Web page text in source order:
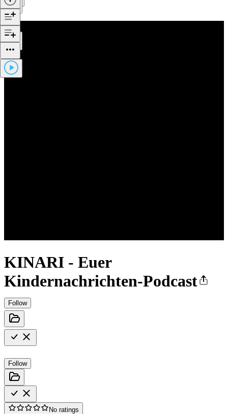
KINARI - Euer
Kindernachrichten-Podcast
Follow
Follow
No ratings